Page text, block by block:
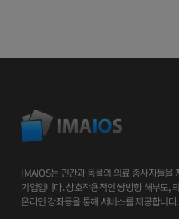
IMAIOS는 인간과 동물의 의료 종사자들을
기업입니다. 상호작용적인 쌍방향 해부도,
온라인 강좌등을 통해 서비스를 제공합니다.